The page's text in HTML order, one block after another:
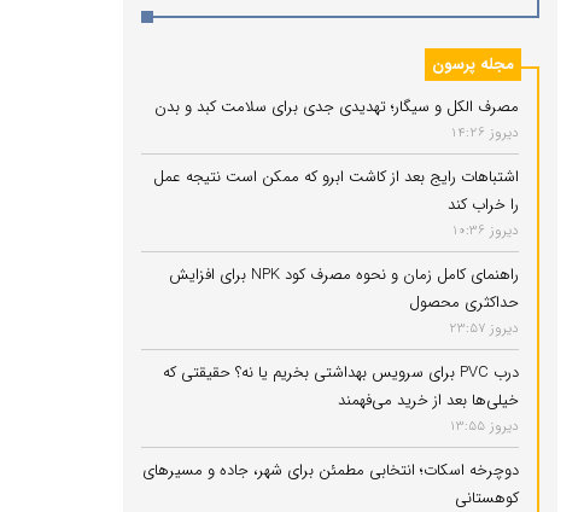
مجله پرسون
مصرف الکل و سیگار؛ تهدیدی جدی برای سلامت کبد و بدن
دیروز 14:26
اشتباهات رایج بعد از کاشت ابرو که ممکن است نتیجه عمل
را خراب کند
دیروز 10:36
راهنمای کامل زمان و نحوه مصرف کود NPK برای افزایش
حداکثری محصول
دیروز 23:57
درب PVC برای سرویس بهداشتی بخریم یا نه؟ حقیقتی که
خیلی‌ها بعد از خرید می‌فهمند
دیروز 13:55
دوچرخه اسکات؛ انتخابی مطمئن برای شهر، جاده و مسیرهای
کوهستانی